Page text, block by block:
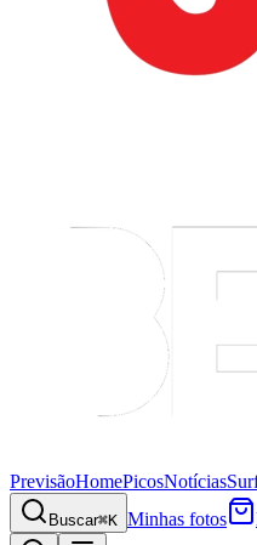
PrevisãoHomePicosNotícias
Buscar⌘K Minhas fotos